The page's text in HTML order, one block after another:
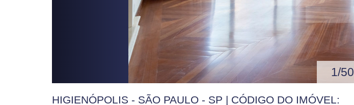
1/50
HIGIENÓPOLIS - SÃO PAULO - SP | CÓDIGO DO IMÓVEL: